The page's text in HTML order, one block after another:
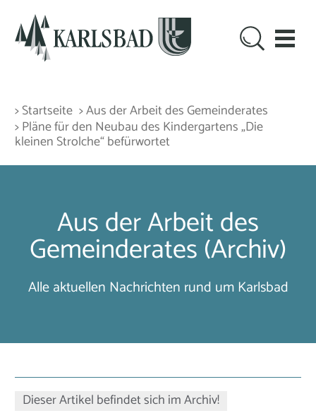
> Startseite > Aus der Arbeit des Gemeinderates
> Pläne für den Neubau des Kindergartens „Die
kleinen Strolche“ befürwortet
Aus der Arbeit des
Gemeinderates (Archiv)
Alle aktuellen Nachrichten rund um Karlsbad
Dieser Artikel befindet sich im Archiv!